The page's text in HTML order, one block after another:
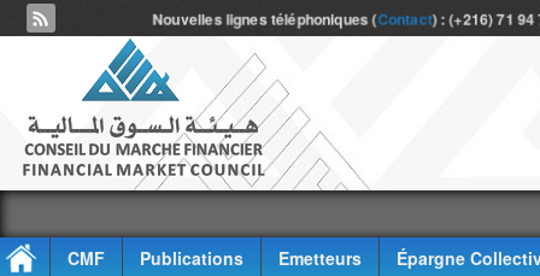
Nouvelles lignes téléphoniques (Contact) : (+216) 71
CMF Publications Emetteurs
Épargne